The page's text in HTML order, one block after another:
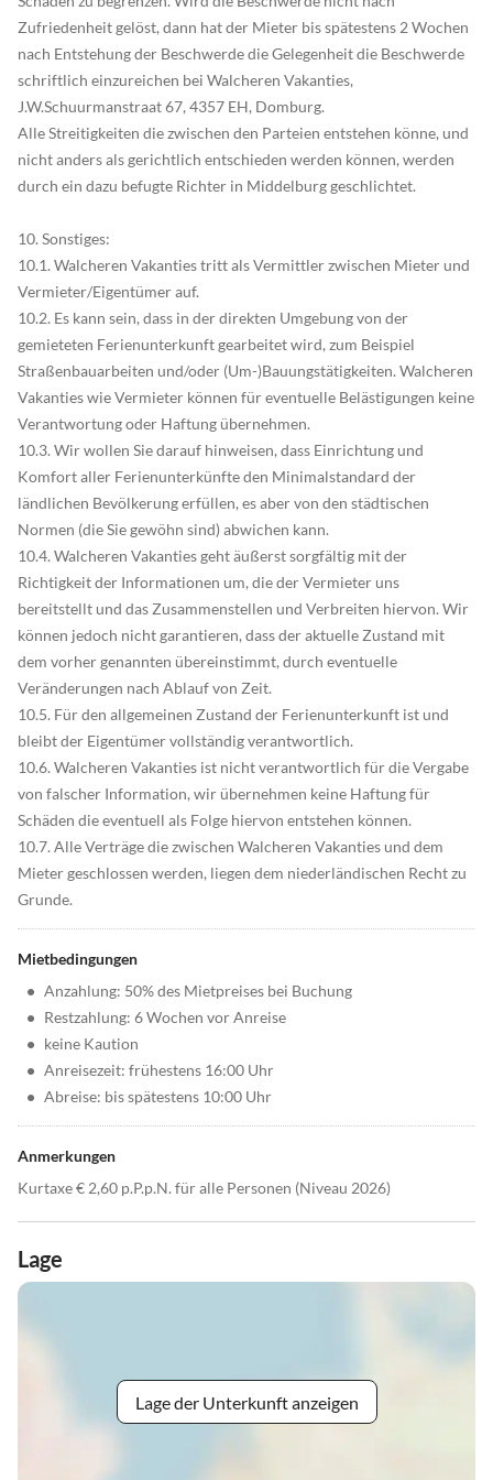
Mietbedingungen
• Anzahlung: 50% des Mietpreises bei Buchung
• Restzahlung: 6 Wochen vor Anreise
• keine Kaution
• Anreisezeit: frühestens 16:00 Uhr
• Abreise: bis spätestens 10:00 Uhr
Anmerkungen
Kurtaxe € 2,60 p.P.p.N. für alle Personen (Niveau 2026)
Lage
Lage der Unterkunft anzeigen